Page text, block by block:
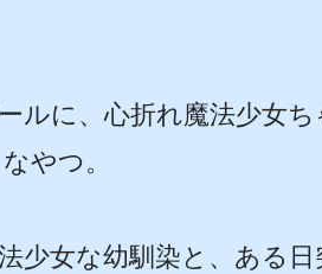
ルに、心折れ魔法少女ち
やつ。
少女な幼馴染と、ある日